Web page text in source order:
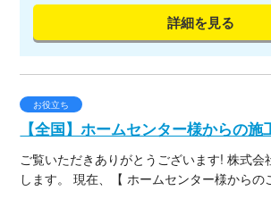
詳細を見る
お役立ち
ご覧いただきありがとうございます! 株式会
します。 現在、【 ホームセンター様から